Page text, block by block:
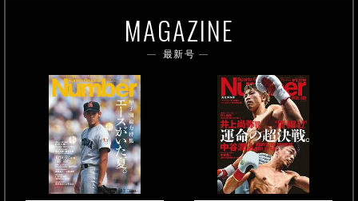
MAGAZINE
最新号